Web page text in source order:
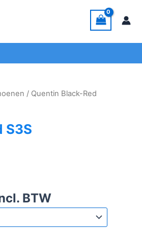
/ Quentin Black-Red
S3S
BTW